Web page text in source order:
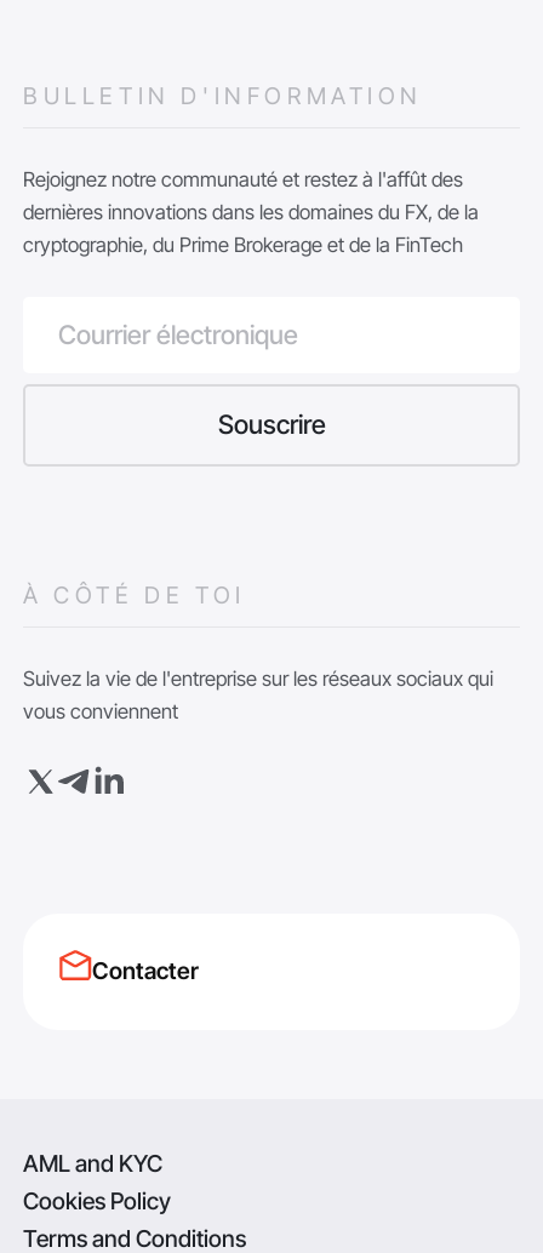
BULLETIN D'INFORMATION
Rejoignez notre communauté et restez à l'affût des
dernières innovations dans les domaines du FX, de la
cryptographie, du Prime Brokerage et de la FinTech
À CÔTÉ DE TOI
Suivez la vie de l'entreprise sur les réseaux sociaux qui
vous conviennent
Contacter
AML and KYC
Cookies Policy
Terms and Conditions